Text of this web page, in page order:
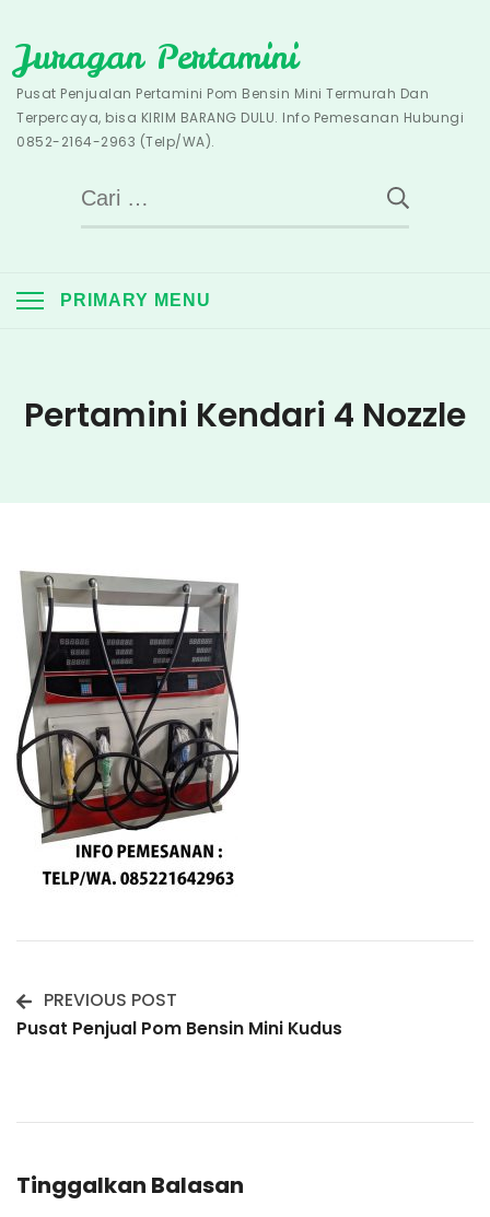
to
content
Juragan Pertamini
Pusat Penjualan Pertamini Pom Bensin Mini Termurah Dan
Terpercaya, bisa KIRIM BARANG DULU. Info Pemesanan Hubungi
0852-2164-2963 (Telp/WA).
Cari
untuk:
PRIMARY MENU
Pertamini Kendari 4 Nozzle
Post
PREVIOUS POST
Pusat Penjual Pom Bensin Mini Kudus
Tinggalkan Balasan